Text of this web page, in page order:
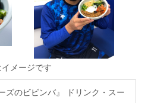
メージです
ズのビビンバ』 ドリンク・スー